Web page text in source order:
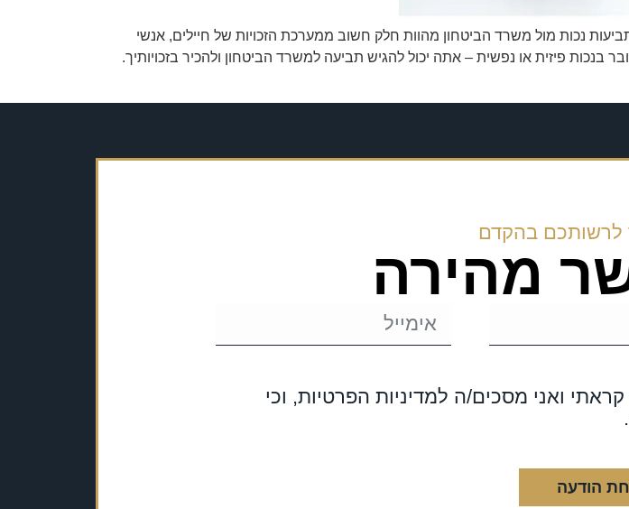
נכות מול משרד הביטחון מהוות חלק חשוב ממערכת הזכויות של חיילים, אנשי
פיזית או נפשית – אתה יכול להגיש תביעה למשרד הביטחון ולהכיר בזכויותיך.
לרשותכם בהקדם
מהירה
ואני מסכים/ה למדיניות הפרטיות, וכי
הודעה